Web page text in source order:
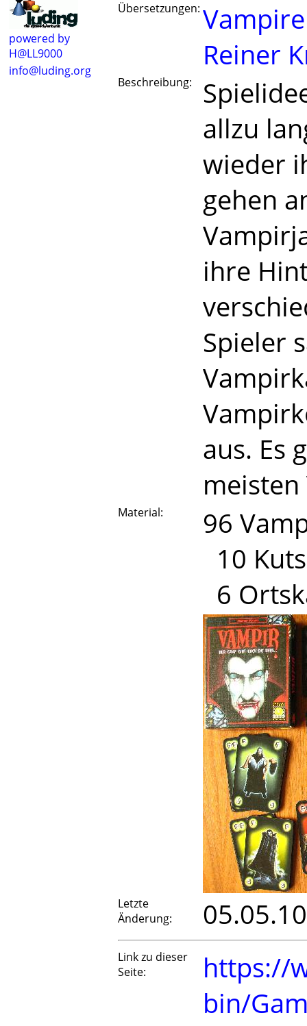
powered by
H@LL9000
info@luding.org
Übersetzungen: Vampire
Reiner
Beschreibung:
allzu
wieder
gehen
ihre
Spieler
aus. Es
Material:
96
10
6
Letzte
Änderung:
05.05.10
Link zu dieser
Seite:
https://
bin/